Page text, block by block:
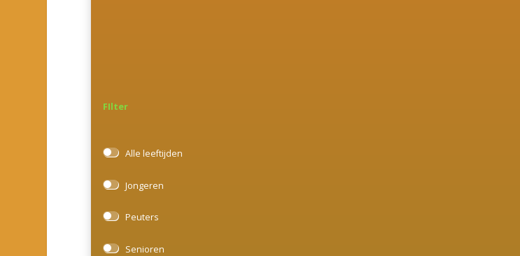
FIlter
Alle leeftijden
Jongeren
Peuters
Senioren